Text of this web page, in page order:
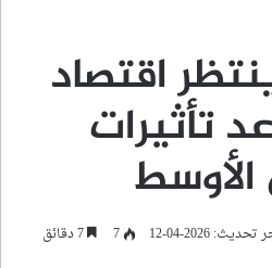
اقتصاد
تأثيرات
2026-04-12
7